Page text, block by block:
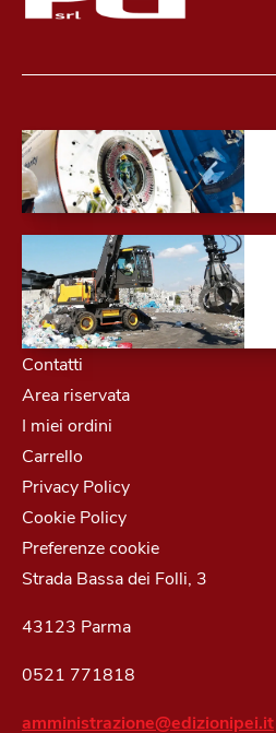
Contatti
Area riservata
I miei ordini
Carrello
Privacy Policy
Cookie Policy
Preferenze cookie
Strada Bassa dei Folli, 3
43123 Parma
0521 771818
amministrazione@edizionipei.it